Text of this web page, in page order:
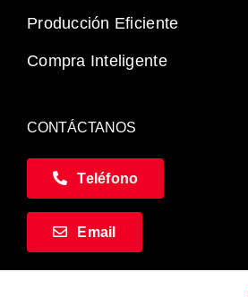
Producción Eficiente
Compra Inteligente
CONTÁCTANOS
Teléfono
Email